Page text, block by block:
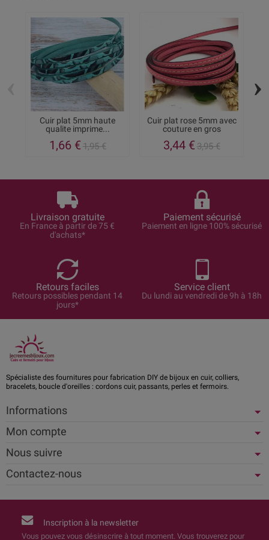
Cuir plat 5mm haute
qualite imprime...
1,66 €1,95 €
Cuir plat rose 5mm avec
couture en gros
3,44 €3,95 €
›
Livraison gratuite
En France à partir de 75 €
d'achats*
Paiement sécurisé
Paiement en ligne 100% sécurisé
Retours faciles
Retours possibles pendant 14
jours*
Service client
Du lundi au vendredi de 9h à 18h
Spécialiste des fournitures pour fabrication DIY de bijoux en cuir, colliers,
bracelets, boucle d'oreilles : cordons cuir, passants, perles et fermoirs.
Informations
Mon compte
Nous suivre
Contactez-nous
Inscription à la newsletter
Vous pouvez vous désinscrire à tout moment. Vous trouverez pour